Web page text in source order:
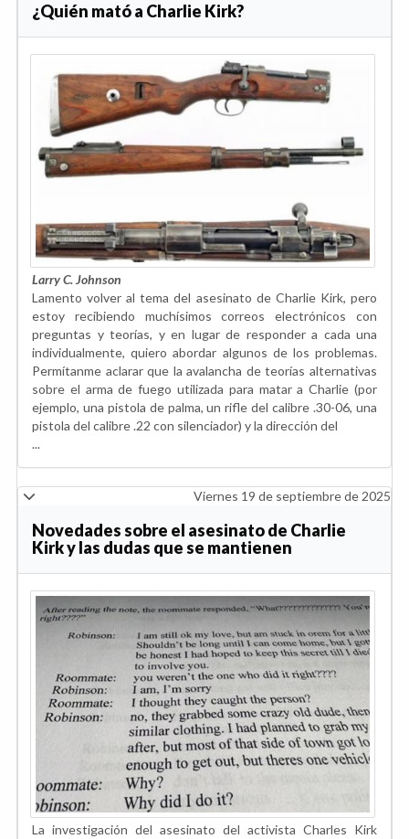
¿Quién mató a Charlie Kirk?
Larry C. Johnson
Lamento volver al tema del asesinato de Charlie Kirk, pero
estoy recibiendo muchísimos correos electrónicos con
preguntas y teorías, y en lugar de responder a cada una
individualmente, quiero abordar algunos de los problemas.
Permítanme aclarar que la avalancha de teorías alternativas
sobre el arma de fuego utilizada para matar a Charlie (por
ejemplo, una pistola de palma, un rifle del calibre .30-06, una
pistola del calibre .22 con silenciador) y la dirección del
...
Viernes 19 de septiembre de 2025
Novedades sobre el asesinato de Charlie
Kirk y las dudas que se mantienen
La investigación del asesinato del activista Charles Kirk